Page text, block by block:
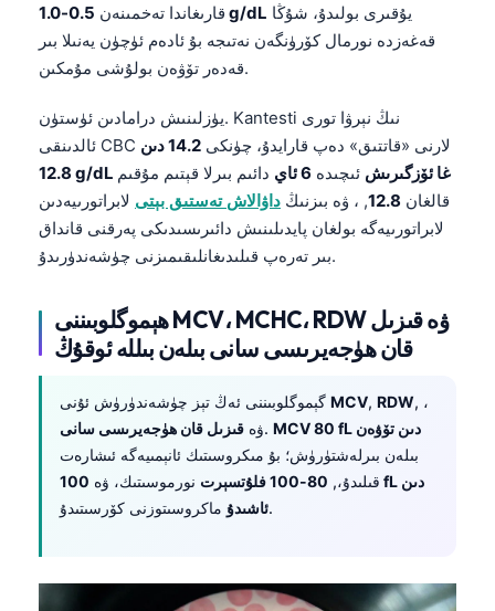
قارىغاندا تەخمىنەن 0.5-1.0 g/dL
قەغەزدە نورمال كۆرۈنگەن نەتىجە بۇ ئادەم ئۈچۈن يەنىلا بىر
قەدەر تۆۋەن بولۇشى مۇمكىن.
يۈزلىنىش درامادىن ئۈستۈن. Kantesti نىڭ نېرۋا تورى
ئالدىنقى CBC لارنى «قاتتىق» دەپ قارايدۇ، چۈنكى
14.2 دىن
12.8 g/dL غا ئۆزگىرىش ئىچىدە 6 ئاي
دائىم بىرلا قېتىم مۇقىم
قالغان 12.8, ، ۋە بىزنىڭ داۋالاش تەستىق بېتى لابراتورىيەدىن
لابراتورىيەگە بولغان پايدىلىنىش دائىرىسىدىكى پەرقنى قانداق
بىر تەرەپ قىلىدىغانلىقىمىزنى چۈشەندۈرىدۇ.
ھېموگلوبىننى MCV، MCHC، RDW ۋە قىزىل
قان ھۈجەيرىسى سانى بىلەن بىللە ئوقۇڭ
MCV, RDW, ،
ۋە قىزىل قان ھۈجەيرىسى سانى .
MCV 80 fL دىن تۆۋەن
بىلەن بىرلەشتۈرۈش؛ بۇ مىكروسىتىك ئانېمىيەگە ئىشارەت
قىلىدۇ،, 80-100 فلۇتسېرت نورموسىتىك، ۋە 100 fL دىن
ئاشىدۇماكروسىتوزنى كۆرسىتىدۇ.